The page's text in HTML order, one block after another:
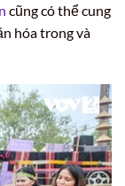
cũng có thể cung
hóa trong và